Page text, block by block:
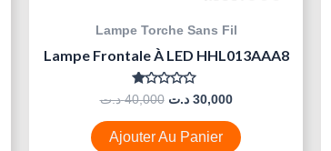
Lampe Torche Sans Fil
Lampe Frontale À LED HHL013AAA8
Note
0
Sur
5
40,000 د.ت 30,000 د.ت
Ajouter Au Panier